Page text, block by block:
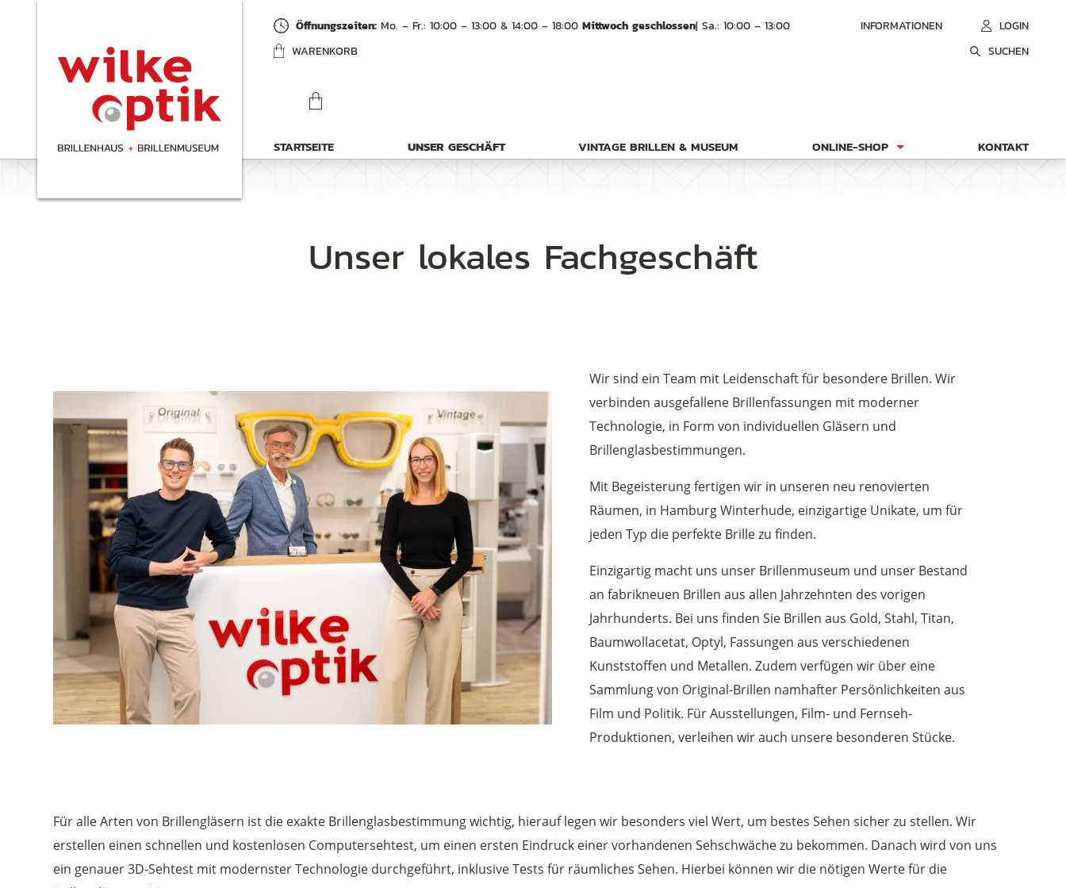
Öffnungszeiten:Mo. – Fr.: 10:00 – 13:00 & 14:00 – 18:00 Mittwoch geschlossen| Sa.: 10:00 – 13:00 INFORMATIONEN
LOGIN
WARENKORB
SUCHEN
STARTSEITE UNSER GESCHÄFT VINTAGE BRILLEN & MUSEUM ONLINE-SHOP KONTAKT
Unser lokales Fachgeschäft
Wir sind ein Team mit Leidenschaft für besondere Brillen. Wir
verbinden ausgefallene Brillenfassungen mit moderner
Technologie, in Form von individuellen Gläsern und
Brillenglasbestimmungen.
Mit Begeisterung fertigen wir in unseren neu renovierten
Räumen, in Hamburg Winterhude, einzigartige Unikate, um für
jeden Typ die perfekte Brille zu finden.
Einzigartig macht uns unser Brillenmuseum und unser Bestand
an fabrikneuen Brillen aus allen Jahrzehnten des vorigen
Jahrhunderts. Bei uns finden Sie Brillen aus Gold, Stahl, Titan,
Baumwollacetat, Optyl, Fassungen aus verschiedenen
Kunststoffen und Metallen. Zudem verfügen wir über eine
Sammlung von Original-Brillen namhafter Persönlichkeiten aus
Film und Politik. Für Ausstellungen, Film- und Fernseh-
Produktionen, verleihen wir auch unsere besonderen Stücke.
Für alle Arten von Brillengläsern ist die exakte Brillenglasbestimmung wichtig, hierauf legen wir besonders viel Wert, um bestes Sehen sicher zu stellen. Wir
erstellen einen schnellen und kostenlosen Computersehtest, um einen ersten Eindruck einer vorhandenen Sehschwäche zu bekommen. Danach wird von uns
ein genauer 3D-Sehtest mit modernster Technologie durchgeführt, inklusive Tests für räumliches Sehen. Hierbei können wir die nötigen Werte für die